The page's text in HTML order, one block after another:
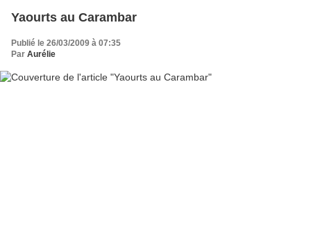
Yaourts au Carambar
Publié le 26/03/2009 à 07:35
Par Aurélie